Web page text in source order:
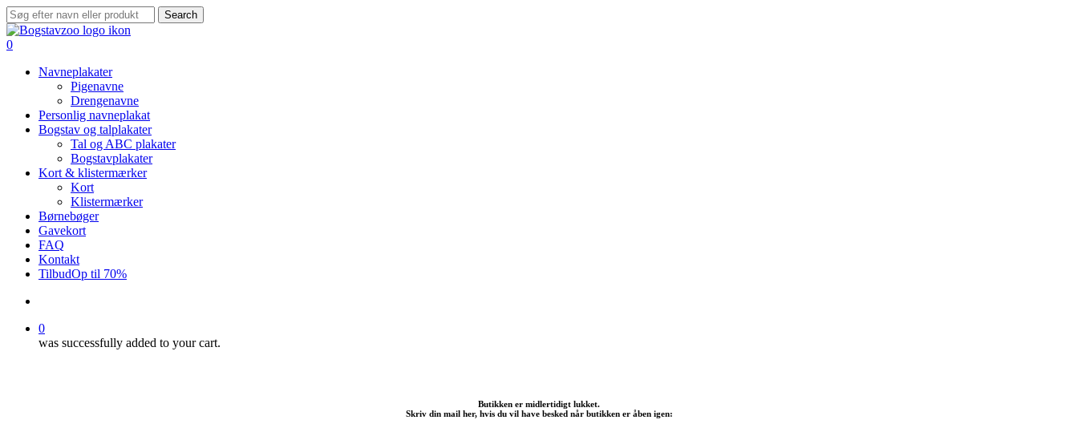
Skip
to
main
Search
Close
Search
search
0
Navneplakater
Pigenavne
Drengenavne
Personlig navneplakat
Bogstav og talplakater
Tal og ABC plakater
Bogstavplakater
Kort & klistermærker
Kort
Klistermærker
Børnebøger
Gavekort
FAQ
Kontakt
TilbudOp til 70%
0
was successfully added to your cart.
Butikken er midlertidigt lukket.
Skriv din mail her, hvis du vil have besked når butikken er åben igen: